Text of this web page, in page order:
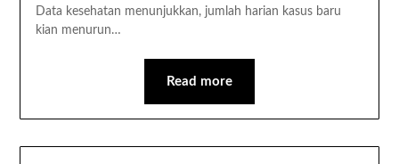
Data kesehatan menunjukkan, jumlah harian kasus baru
kian menurun…
Read more